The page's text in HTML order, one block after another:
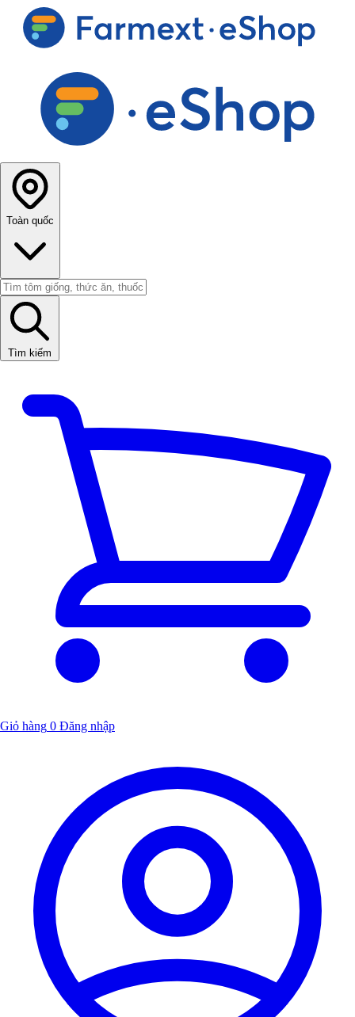
Toàn quốc
Tìm kiếm
Giỏ hàng 0 Đăng nhập